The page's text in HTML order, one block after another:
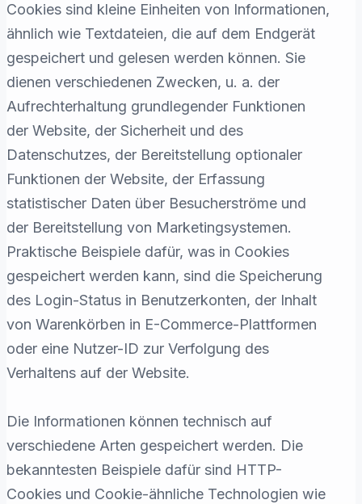
Cookies sind kleine Einheiten von Informationen,
ähnlich wie Textdateien, die auf dem Endgerät
gespeichert und gelesen werden können. Sie
dienen verschiedenen Zwecken, u. a. der
Aufrechterhaltung grundlegender Funktionen
der Website, der Sicherheit und des
Datenschutzes, der Bereitstellung optionaler
Funktionen der Website, der Erfassung
statistischer Daten über Besucherströme und
der Bereitstellung von Marketingsystemen.
Praktische Beispiele dafür, was in Cookies
gespeichert werden kann, sind die Speicherung
des Login-Status in Benutzerkonten, der Inhalt
von Warenkörben in E-Commerce-Plattformen
oder eine Nutzer-ID zur Verfolgung des
Verhaltens auf der Website.
Die Informationen können technisch auf
verschiedene Arten gespeichert werden. Die
bekanntesten Beispiele dafür sind HTTP-
Cookies und Cookie-ähnliche Technologien wie